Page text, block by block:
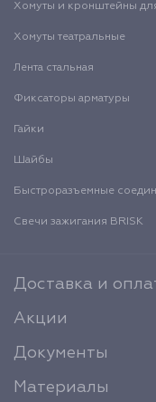
Хомуты и кронштейны
Хомуты театральные
Лента стальная
Фиксаторы арматуры
Гайки
Шайбы
Быстроразъемные
Свечи зажигания BRISK
Доставка и
Акции
Документы
Материалы